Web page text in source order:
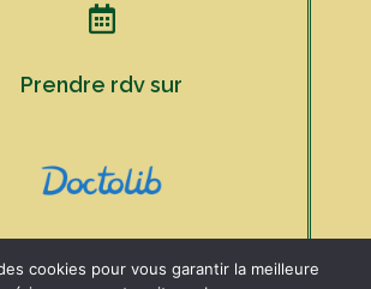

Prendre rdv sur
cookies pour vous garantir la meilleure